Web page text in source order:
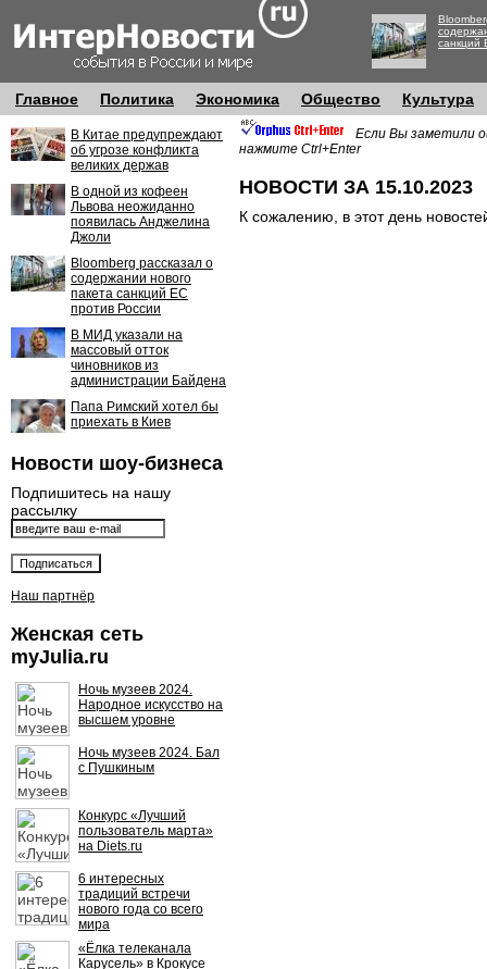
санкций
Главное Политика Экономика Общество Культура
В Китае предупреждают
об угрозе конфликта
великих держав
В одной из кофеен
Львова неожиданно
появилась Анджелина
Джоли
Bloomberg рассказал о
содержании нового
пакета санкций ЕС
против России
В МИД указали на
массовый отток
чиновников из
администрации Байдена
Папа Римский хотел бы
приехать в Киев
Новости шоу-бизнеса
Подпишитесь на нашу
рассылку
Наш партнёр
Женская сеть
myJulia.ru
Ночь музеев 2024.
Народное искусство на
высшем уровне
Ночь музеев 2024. Бал
с Пушкиным
Конкурс «Лучший
пользователь марта»
на Diets.ru
6 интересных
традиций встречи
нового года со всего
мира
«Ёлка телеканала
Карусель» в Крокусе
Если Вы заметили
нажмите Ctrl+Enter
НОВОСТИ ЗА 15.10.2023
К сожалению, в этот день